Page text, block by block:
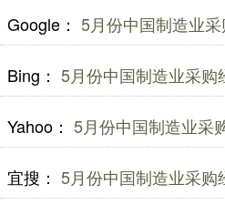
Google： 5月份中国制造业
Bing： 5月份中国制造业采购
Yahoo： 5月份中国制造业采
宜搜： 5月份中国制造业采购